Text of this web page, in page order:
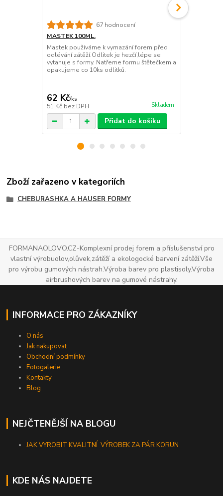
67 hodnocení
MASTEK 100ML.
Mastek používáme k vymazání forem před
odlévání zátěží.Odlitek je hezčí,lépe se
vytahuje s formy. Natřeme formu štětečkem a
opakujeme co 10ks odlitků.
62 Kč/ks
51 Kč bez DPH Skladem
Přidat do košíku
Zboží zařazeno v kategoriích
CHEBURASHKA A HAUSER FORMY
FORMANAOLOVO.CZ-Komplexní prodej forem a příslušenství pro
vlastní výrobuolov,olůvek,zátěží a ekologocké barvení zátěží.Vše
pro výrobu gumových nástrah.Výroba barev pro plastisoly.Výroba
airbrushových barev na gumové nástrahy.
INFORMACE PRO ZÁKAZNÍKY
O nás
Jak nakupovat
Obchodní podmínky
Fotogalerie
Kontakty
Blog
NEJČTENĚJŠÍ NA BLOGU
JAK VYROBIT KVALITNÍ VÝROBEK ZA PÁR KORUN
KDE NÁS NAJDETE